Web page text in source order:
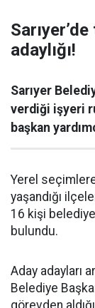
adaylığı!
Sarıyer
verdiği işyeri
başkan
Yerel
yaşandığı
16 kişi
bulundu.
Aday adayları
Belediye
görevden